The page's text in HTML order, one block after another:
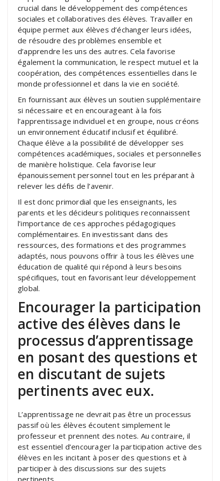
crucial dans le développement des compétences
sociales et collaboratives des élèves. Travailler en
équipe permet aux élèves d’échanger leurs idées,
de résoudre des problèmes ensemble et
d’apprendre les uns des autres. Cela favorise
également la communication, le respect mutuel et la
coopération, des compétences essentielles dans le
monde professionnel et dans la vie en société.
En fournissant aux élèves un soutien supplémentaire
si nécessaire et en encourageant à la fois
l’apprentissage individuel et en groupe, nous créons
un environnement éducatif inclusif et équilibré.
Chaque élève a la possibilité de développer ses
compétences académiques, sociales et personnelles
de manière holistique. Cela favorise leur
épanouissement personnel tout en les préparant à
relever les défis de l’avenir.
Il est donc primordial que les enseignants, les
parents et les décideurs politiques reconnaissent
l’importance de ces approches pédagogiques
complémentaires. En investissant dans des
ressources, des formations et des programmes
adaptés, nous pouvons offrir à tous les élèves une
éducation de qualité qui répond à leurs besoins
spécifiques, tout en favorisant leur développement
global.
Encourager la participation
active des élèves dans le
processus d’apprentissage
en posant des questions et
en discutant de sujets
pertinents avec eux.
L’apprentissage ne devrait pas être un processus
passif où les élèves écoutent simplement le
professeur et prennent des notes. Au contraire, il
est essentiel d’encourager la participation active des
élèves en les incitant à poser des questions et à
participer à des discussions sur des sujets
pertinents.